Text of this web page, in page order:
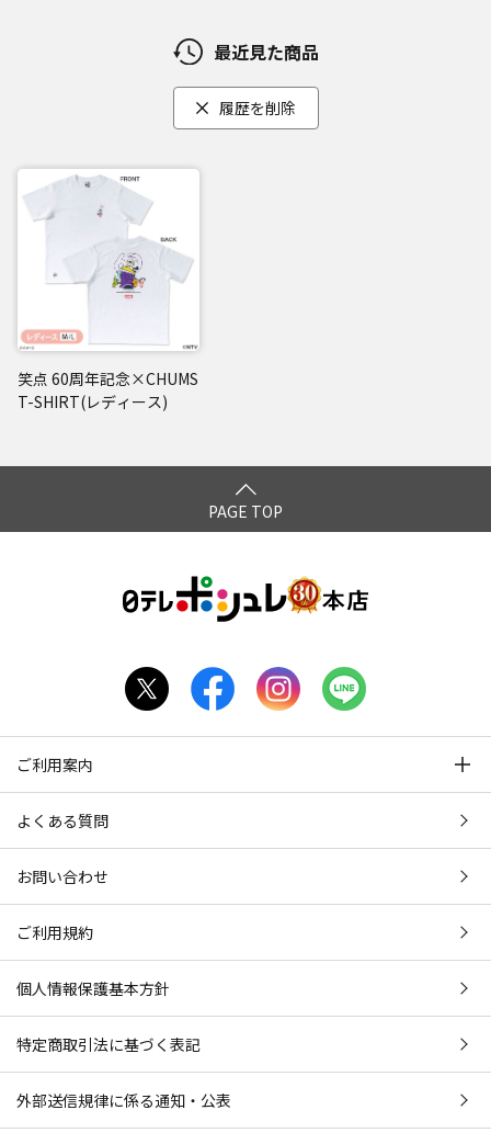
最近見た商品
履歴を削除
笑点 60周年記念×CHUMS
T-SHIRT(レディース)
PAGE TOP
ご利用案内
よくある質問
お問い合わせ
ご利用規約
個人情報保護基本方針
特定商取引法に基づく表記
外部送信規律に係る通知・公表